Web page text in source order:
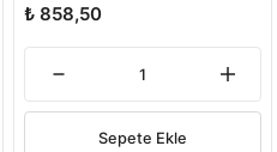
₺ 858,50
Sepete Ekle